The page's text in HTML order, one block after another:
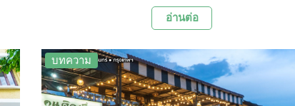
ที่จำลองบรรยากาศของท้องฟ้าและจักรวาลให้ได้
เรียนรู้กันอย่างเห็นภาพชัดเจน ไม่ว่าจะเป็นการดูด
ตำแหน่งของดวงดาว กลุ่มดาว ดาวฤกษ์ และดาว
เคราะห์ต่างๆ นอกจากนี้ทางท้องฟ้าจำลองยังมีกา
ฉายภาพยนตร์เต็มโดมประจำเดือนอีกด้วย โดยช่ว
อ่านต่อ
บทความ